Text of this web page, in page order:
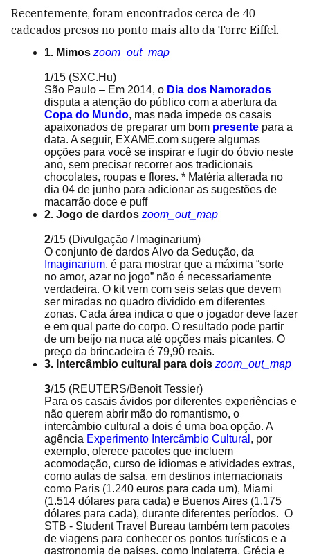
Recentemente, foram encontrados cerca de 40
cadeados presos no ponto mais alto da Torre Eiffel.
1. Mimos zoom_out_map
1/15 (SXC.Hu)
São Paulo – Em 2014, o Dia dos Namorados
disputa a atenção do público com a abertura da
Copa do Mundo, mas nada impede os casais
apaixonados de preparar um bom presente para a
data. A seguir, EXAME.com sugere algumas
opções para você se inspirar e fugir do óbvio neste
ano, sem precisar recorrer aos tradicionais
chocolates, roupas e flores. * Matéria alterada no
dia 04 de junho para adicionar as sugestões de
macarrão doce e puff
2. Jogo de dardos zoom_out_map
2/15 (Divulgação / Imaginarium)
O conjunto de dardos Alvo da Sedução, da
Imaginarium, é para mostrar que a máxima “sorte
no amor, azar no jogo” não é necessariamente
verdadeira. O kit vem com seis setas que devem
ser miradas no quadro dividido em diferentes
zonas. Cada área indica o que o jogador deve fazer
e em qual parte do corpo. O resultado pode partir
de um beijo na nuca até opções mais picantes. O
preço da brincadeira é 79,90 reais.
3. Intercâmbio cultural para dois zoom_out_map
3/15 (REUTERS/Benoit Tessier)
Para os casais ávidos por diferentes experiências e
não querem abrir mão do romantismo, o
intercâmbio cultural a dois é uma boa opção. A
agência Experimento Intercâmbio Cultural , por
exemplo, oferece pacotes que incluem
acomodação, curso de idiomas e atividades extras,
como aulas de salsa, em destinos internacionais
como Paris (1.240 euros para cada um), Miami
(1.514 dólares para cada) e Buenos Aires (1.175
dólares para cada), durante diferentes períodos. O
STB - Student Travel Bureau também tem pacotes
de viagens para conhecer os pontos turísticos e a
gastronomia de países, como Inglaterra, Grécia e